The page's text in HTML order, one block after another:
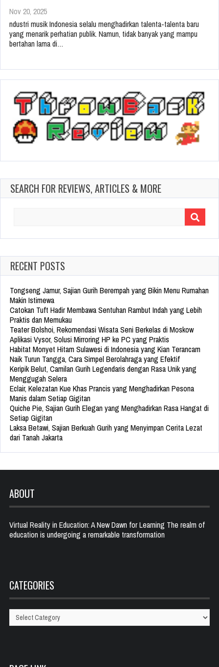
Nov 20, 2025
ndustri musik Indonesia selalu menghadirkan talenta-talenta baru
yang menarik perhatian publik. Namun, tidak banyak yang mampu
bertahan lama di…
SEARCH FOR REVIEWS, ARTICLES & MORE
RECENT POSTS
Tongseng Jamur, Sajian Gurih Berempah yang Bikin Menu Rumahan
Makin Istimewa
Catokan Tuft Hadir Membawa Sentuhan Rambut Indah yang Lebih
Praktis dan Memukau
Teater Bolshoi, Rekomendasi Wisata Seni Berkelas di Moskow
Aplikasi Vysor, Solusi Mirroring HP ke PC yang Praktis
Habitat Monyet Hitam Sulawesi di Indonesia yang Kian Terancam
Naik Turun Tangga, Cara Simpel Berolahraga yang Efektif
Keripik Belut, Camilan Gurih Legendaris dengan Rasa Unik yang
Menggugah Selera
Eclair, Kelezatan Kue Khas Prancis yang Menghadirkan Pesona
Manis dalam Setiap Gigitan
Quiche Pie, Sajian Gurih Elegan yang Menghadirkan Rasa Hangat di
Setiap Gigitan
Laksa Betawi, Sajian Berkuah Gurih yang Menyimpan Cerita Lezat
dari Tanah Jakarta
ABOUT
Virtual Reality in Education: A New Dawn for Learning The realm of
education is undergoing a remarkable transformation
CATEGORIES
Categories